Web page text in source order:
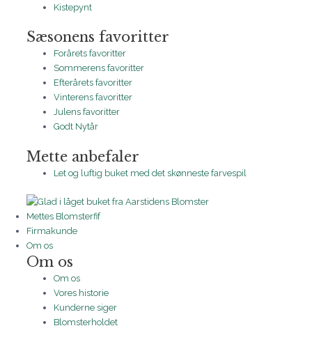
Kistepynt
Sæsonens favoritter
Forårets favoritter
Sommerens favoritter
Efterårets favoritter
Vinterens favoritter
Julens favoritter
Godt Nytår
Mette anbefaler
Let og luftig buket med det skønneste farvespil
Mettes Blomsterfif
Firmakunde
Om os
Om os
Om os
Vores historie
Kunderne siger
Blomsterholdet